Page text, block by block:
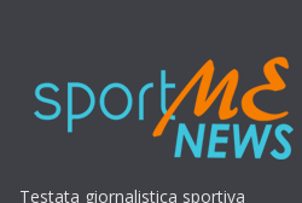
Testata giornalistica sportiva